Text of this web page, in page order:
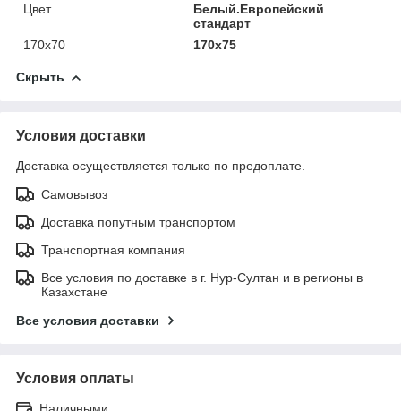
Цвет
Белый.Европейский
стандарт
170х70
170х75
Скрыть
Условия доставки
Доставка осуществляется только по предоплате.
Самовывоз
Доставка попутным транспортом
Транспортная компания
Все условия по доставке в г. Нур-Султан и в регионы в
Казахстане
Все условия доставки
Условия оплаты
Наличными